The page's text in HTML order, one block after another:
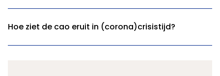
Hoe ziet de cao eruit in (corona)crisistijd?